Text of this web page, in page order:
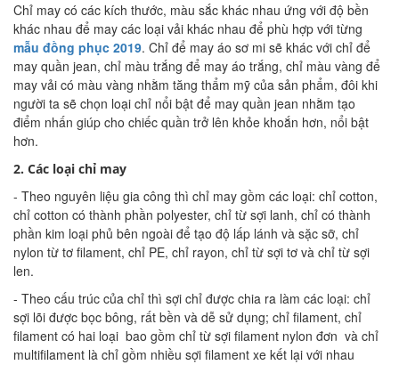
Chỉ may có các kích thước, màu sắc khác nhau ứng với độ bền
khác nhau để may các loại vải khác nhau để phù hợp với từng
mẫu đồng phục 2019. Chỉ để may áo sơ mi sẽ khác với chỉ để
may quần jean, chỉ màu trắng để may áo trắng, chỉ màu vàng để
may vải có màu vàng nhằm tăng thẩm mỹ của sản phẩm, đôi khi
người ta sẽ chọn loại chỉ nổi bật để may quần jean nhằm tạo
điểm nhấn giúp cho chiếc quần trở lên khỏe khoắn hơn, nổi bật
hơn.
2. Các loại chỉ may
- Theo nguyên liệu gia công thì chỉ may gồm các loại: chỉ cotton,
chỉ cotton có thành phần polyester, chỉ từ sợi lanh, chỉ có thành
phần kim loại phủ bên ngoài để tạo độ lấp lánh và sặc sỡ, chỉ
nylon từ tơ filament, chỉ PE, chỉ rayon, chỉ từ sợi tơ và chỉ từ sợi
len.
- Theo cấu trúc của chỉ thì sợi chỉ được chia ra làm các loại: chỉ
sợi lõi được bọc bông, rất bền và dễ sử dụng; chỉ filament, chỉ
filament có hai loại bao gồm chỉ từ sợi filament nylon đơn và chỉ
multifilament là chỉ gồm nhiều sợi filament xe kết lại với nhau